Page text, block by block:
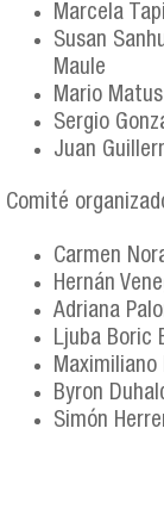
Marcela
Susan
Maule
Mario
Sergio
Juan
Comité
Carmen
Hernán
Adriana
Ljuba Boric
Maximiliano
Byron
Simón